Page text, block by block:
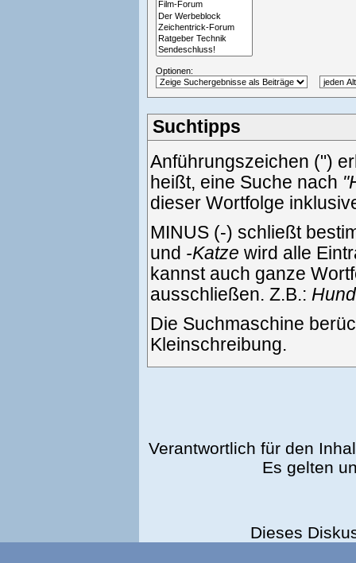
Optionen:
Suchtipps
Anführungszeichen (")
heißt, eine Suche nach
dieser Wortfolge
MINUS (-) schließt
und -Katze wird alle
kannst auch ganze
ausschließen. Z.B.:
Die Suchmaschine
Kleinschreibung.
Verantwortlich für den
Es gelten
Dieses